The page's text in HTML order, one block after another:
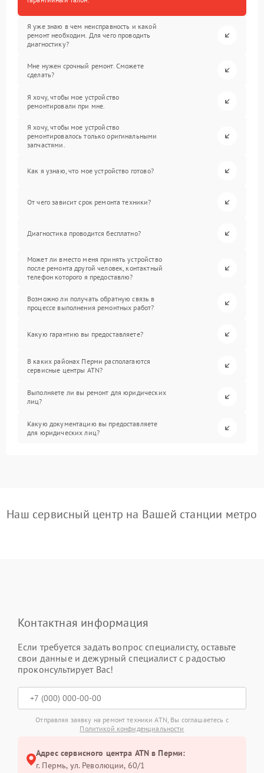
Я уже знаю в чем неисправность и какой
ремонт необходим. Для чего проводить
диагностику?
Мне нужен срочный ремонт. Сможете
сделать?
Я хочу, чтобы мое устройство
ремонтировали при мне.
Я хочу, чтобы мое устройство
ремонтировалось только оригинальными
запчастями.
Как я узнаю, что мое устройство готово?
От чего зависит срок ремонта техники?
Диагностика проводится бесплатно?
Может ли вместо меня принять устройство
после ремонта другой человек, контактный
телефон которого я предоставлю?
Возможно ли получать обратную связь в
процессе выполнения ремонтных работ?
Какую гарантию вы предоставляете?
В каких районах Перми располагаются
сервисные центры ATN?
Выполняете ли вы ремонт для юридических
лиц?
Какую документацию вы предоставляете
для юридических лиц?
Наш сервисный центр на Вашей станции метро
Контактная информация
Если требуется задать вопрос специалисту, оставьте
свои данные и дежурный специалист с радостью
проконсультирует Вас!
Отправляя заявку на ремонт техники ATN, Вы соглашаетесь с
Политикой конфиденциальности
Адрес сервисного центра ATN в Перми:
г. Пермь, ул. ​Революции, 60/1